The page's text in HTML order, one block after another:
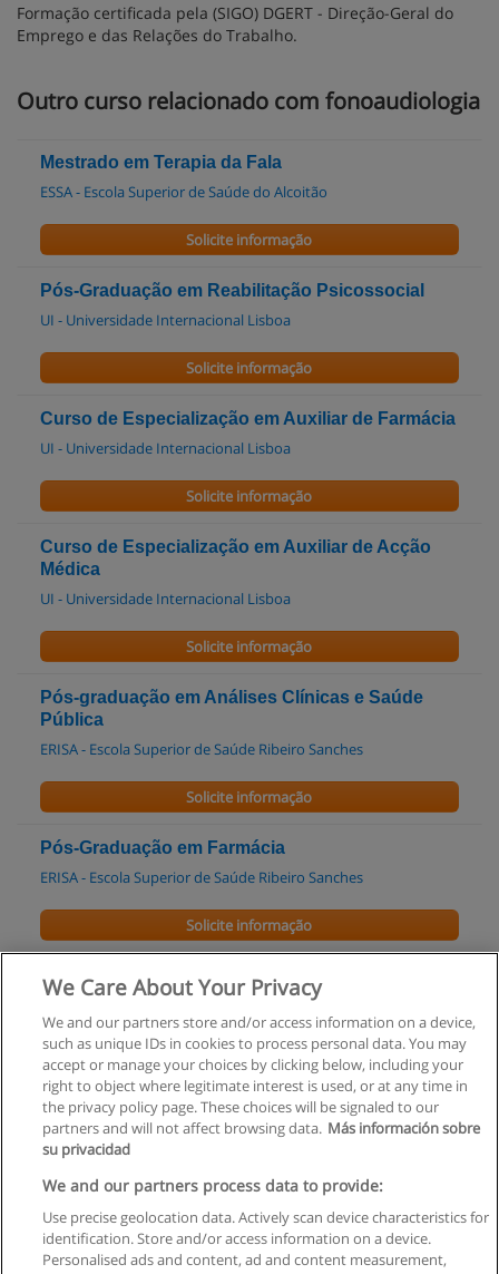
Formação certificada pela (SIGO) DGERT - Direção-Geral do
Emprego e das Relações do Trabalho.
Outro curso relacionado com fonoaudiologia
Mestrado em Terapia da Fala
ESSA - Escola Superior de Saúde do Alcoitão
Solicite informação
Pós-Graduação em Reabilitação Psicossocial
UI - Universidade Internacional Lisboa
Solicite informação
Curso de Especialização em Auxiliar de Farmácia
UI - Universidade Internacional Lisboa
Solicite informação
Curso de Especialização em Auxiliar de Acção
Médica
UI - Universidade Internacional Lisboa
Solicite informação
Pós-graduação em Análises Clínicas e Saúde
Pública
ERISA - Escola Superior de Saúde Ribeiro Sanches
Solicite informação
Pós-Graduação em Farmácia
ERISA - Escola Superior de Saúde Ribeiro Sanches
Solicite informação
Pós-graduação em Radiologia e Imagiologia
ERISA - Escola Superior de Saúde Ribeiro Sanches
Solicite informação
Regras de uso
Privacidade de dados
Entrar em contato com Educaedu
We Care About Your Privacy
We and our partners store and/or access information on a device,
such as unique IDs in cookies to process personal data. You may
accept or manage your choices by clicking below, including your
right to object where legitimate interest is used, or at any time in
the privacy policy page. These choices will be signaled to our
partners and will not affect browsing data. Más información sobre
su privacidad
We and our partners process data to provide:
Use precise geolocation data. Actively scan device characteristics for
identification. Store and/or access information on a device.
Personalised ads and content, ad and content measurement,